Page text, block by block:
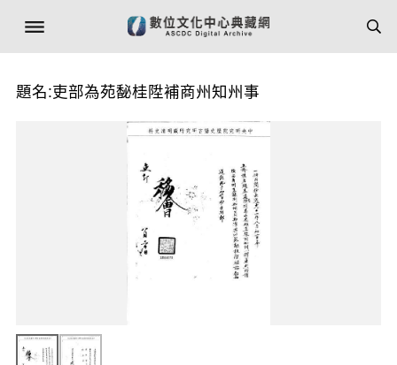
題名:吏部為苑馝桂陞補商州知州事